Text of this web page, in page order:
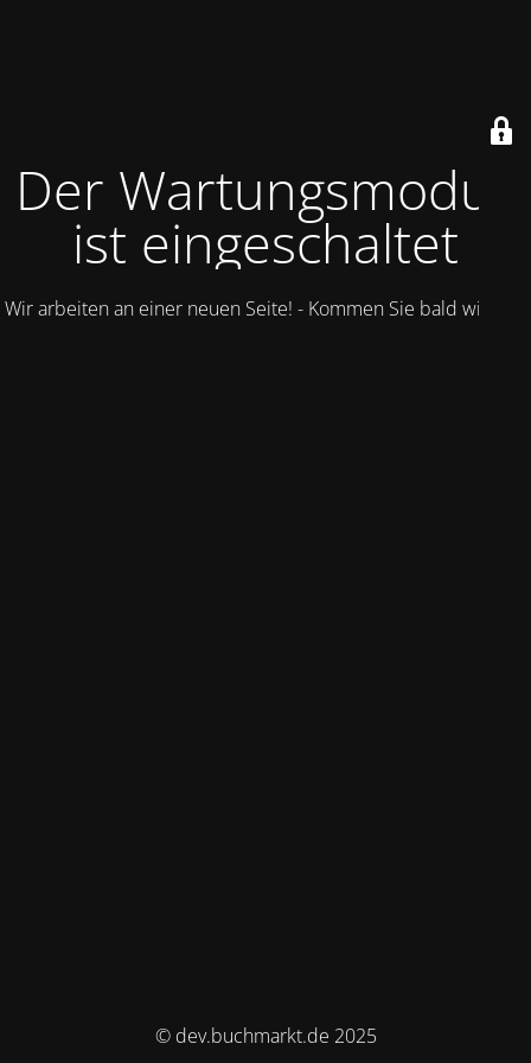
Der Wartungsmodus
ist eingeschaltet
Wir arbeiten an einer neuen Seite! - Kommen Sie bald wieder.
© dev.buchmarkt.de 2025